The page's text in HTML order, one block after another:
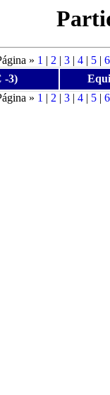
» 1 | 2| 3| 4| 5| 6
-3)
» 1 | 2| 3| 4| 5| 6